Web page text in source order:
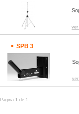
ver
SPB 3
Pagina 1 de 1